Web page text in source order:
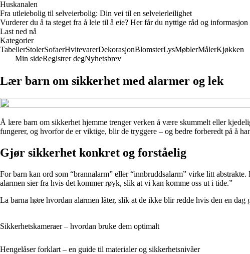
Huskanalen
Fra utleiebolig til selveierbolig: Din vei til en selveierleilighet
Vurderer du å ta steget fra å leie til å eie? Her får du nyttige råd og
Last ned nå
Kategorier
TabellerStolerSofaerHvitevarerDekorasjonBlomsterLysMøblerMålerKjøkken
Min sideRegistrer degNyhetsbrev
Lær barn om sikkerhet med alarmer og lek
Å lære barn om sikkerhet hjemme trenger verken å være skummelt eller
fungerer, og hvorfor de er viktige, blir de tryggere – og bedre forberedt på å
Gjør sikkerhet konkret og forståelig
For barn kan ord som “brannalarm” eller “innbruddsalarm” virke litt
alarmen sier fra hvis det kommer røyk, slik at vi kan komme oss ut i tide.”
La barna høre hvordan alarmen låter, slik at de ikke blir redde hvis den en
Sikkerhetskameraer – hvordan bruke dem optimalt
Hengelåser forklart – en guide til materialer og sikkerhetsnivåer